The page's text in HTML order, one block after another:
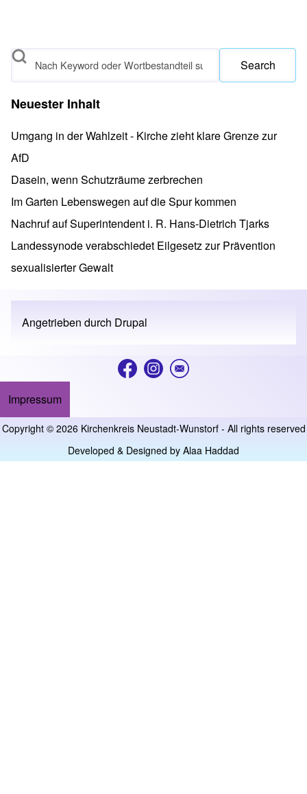
Search
Neuester Inhalt
Umgang in der Wahlzeit - Kirche zieht klare Grenze zur
AfD
Dasein, wenn Schutzräume zerbrechen
Im Garten Lebenswegen auf die Spur kommen
Nachruf auf Superintendent i. R. Hans-Dietrich Tjarks
Landessynode verabschiedet Eilgesetz zur Prävention
sexualisierter Gewalt
Angetrieben durch Drupal
Footer menu
Impressum
Copyright © 2026 Kirchenkreis Neustadt-Wunstorf - All rights reserved
Developed & Designed by Alaa Haddad